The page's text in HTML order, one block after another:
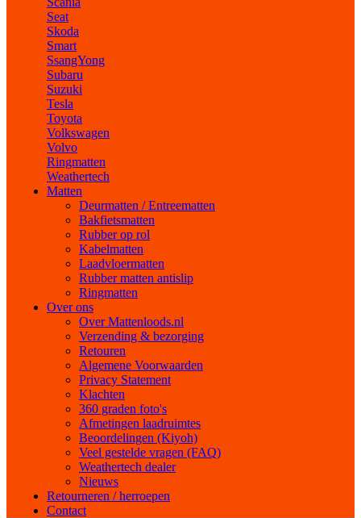
Seat
Skoda
Smart
SsangYong
Subaru
Suzuki
Tesla
Toyota
Volkswagen
Volvo
Ringmatten
Weathertech
Matten
Deurmatten / Entreematten
Bakfietsmatten
Rubber op rol
Kabelmatten
Laadvloermatten
Rubber matten antislip
Ringmatten
Over ons
Over Mattenloods.nl
Verzending & bezorging
Retouren
Algemene Voorwaarden
Privacy Statement
Klachten
360 graden foto's
Afmetingen laadruimtes
Beoordelingen (Kiyoh)
Veel gestelde vragen (FAQ)
Weathertech dealer
Nieuws
Retourneren / herroepen
Contact